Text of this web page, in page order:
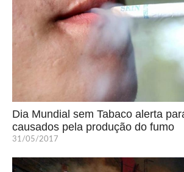
Dia Mundial sem Tabaco alerta
causados pela produção do fumo
31/05/2017